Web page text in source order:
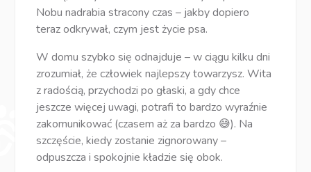
Nobu nadrabia stracony czas – jakby dopiero
teraz odkrywał, czym jest życie psa.
W domu szybko się odnajduje – w ciągu kilku dni
zrozumiał, że człowiek najlepszy towarzysz. Wita
z radością, przychodzi po głaski, a gdy chce
jeszcze więcej uwagi, potrafi to bardzo wyraźnie
zakomunikować (czasem aż za bardzo 😅). Na
szczęście, kiedy zostanie zignorowany –
odpuszcza i spokojnie kładzie się obok.